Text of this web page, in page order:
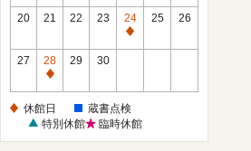
館
館
20 21 22 23
24
休
25 26
27
28
休
日
29 30
休館日
蔵書点検
特別休館
臨時休館